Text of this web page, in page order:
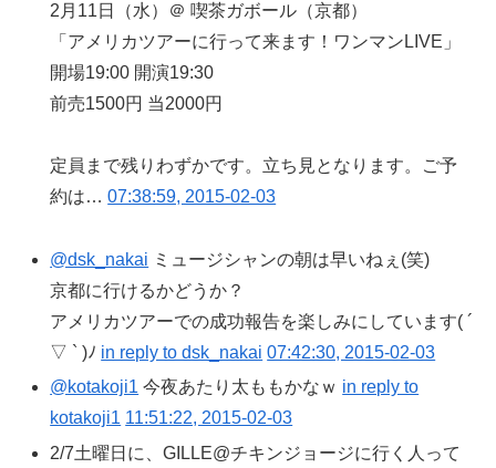
2月11日（水）＠ 喫茶ガボール（京都）
「アメリカツアーに行って来ます！ワンマンLIVE」
開場19:00 開演19:30
前売1500円 当2000円
定員まで残りわずかです。立ち見となります。ご予
約は…07:38:59, 2015-02-03
@dsk_nakai ミュージシャンの朝は早いねぇ(笑)
京都に行けるかどうか？
アメリカツアーでの成功報告を楽しみにしています( ´
▽ ` )ﾉ in reply to dsk_nakai 07:42:30, 2015-02-03
@kotakoji1 今夜あたり太ももかなｗ in reply to
kotakoji1 11:51:22, 2015-02-03
2/7土曜日に、GILLE@チキンジョージに行く人って